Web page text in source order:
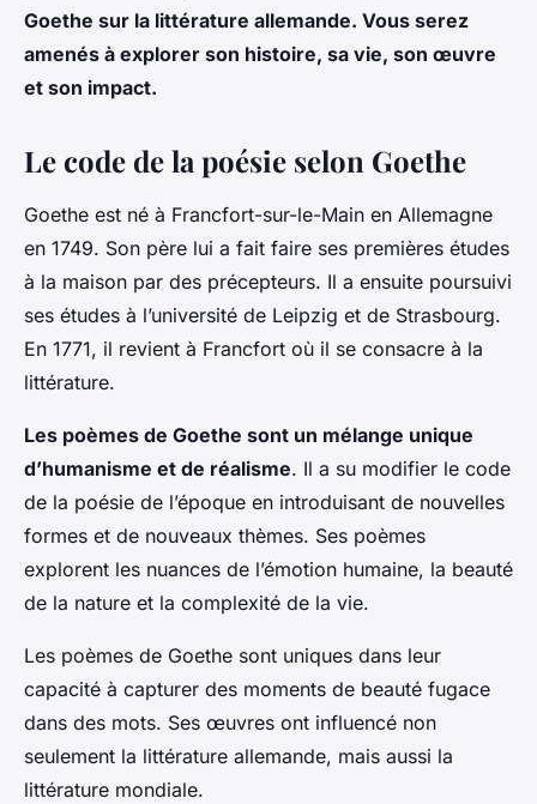
Goethe sur la littérature allemande. Vous serez
amenés à explorer son histoire, sa vie, son œuvre
et son impact.
Le code de la poésie selon Goethe
Goethe est né à Francfort-sur-le-Main en Allemagne
en 1749. Son père lui a fait faire ses premières études
à la maison par des précepteurs. Il a ensuite poursuivi
ses études à l’université de Leipzig et de Strasbourg.
En 1771, il revient à Francfort où il se consacre à la
littérature.
Les poèmes de Goethe sont un mélange unique
d’humanisme et de réalisme. Il a su modifier le code
de la poésie de l’époque en introduisant de nouvelles
formes et de nouveaux thèmes. Ses poèmes
explorent les nuances de l’émotion humaine, la beauté
de la nature et la complexité de la vie.
Les poèmes de Goethe sont uniques dans leur
capacité à capturer des moments de beauté fugace
dans des mots. Ses œuvres ont influencé non
seulement la littérature allemande, mais aussi la
littérature mondiale.